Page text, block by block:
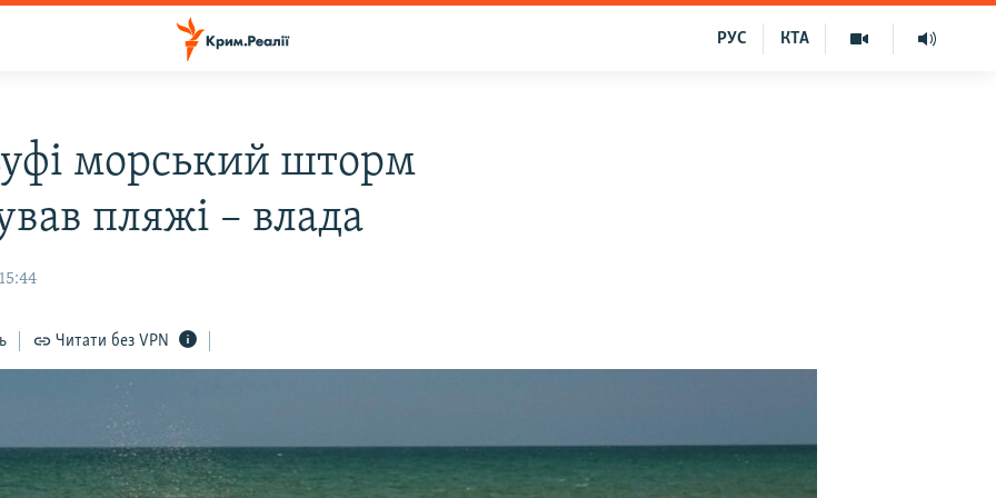
КТА
РУС
морський шторм
пляжі – влада
Читати без VPN